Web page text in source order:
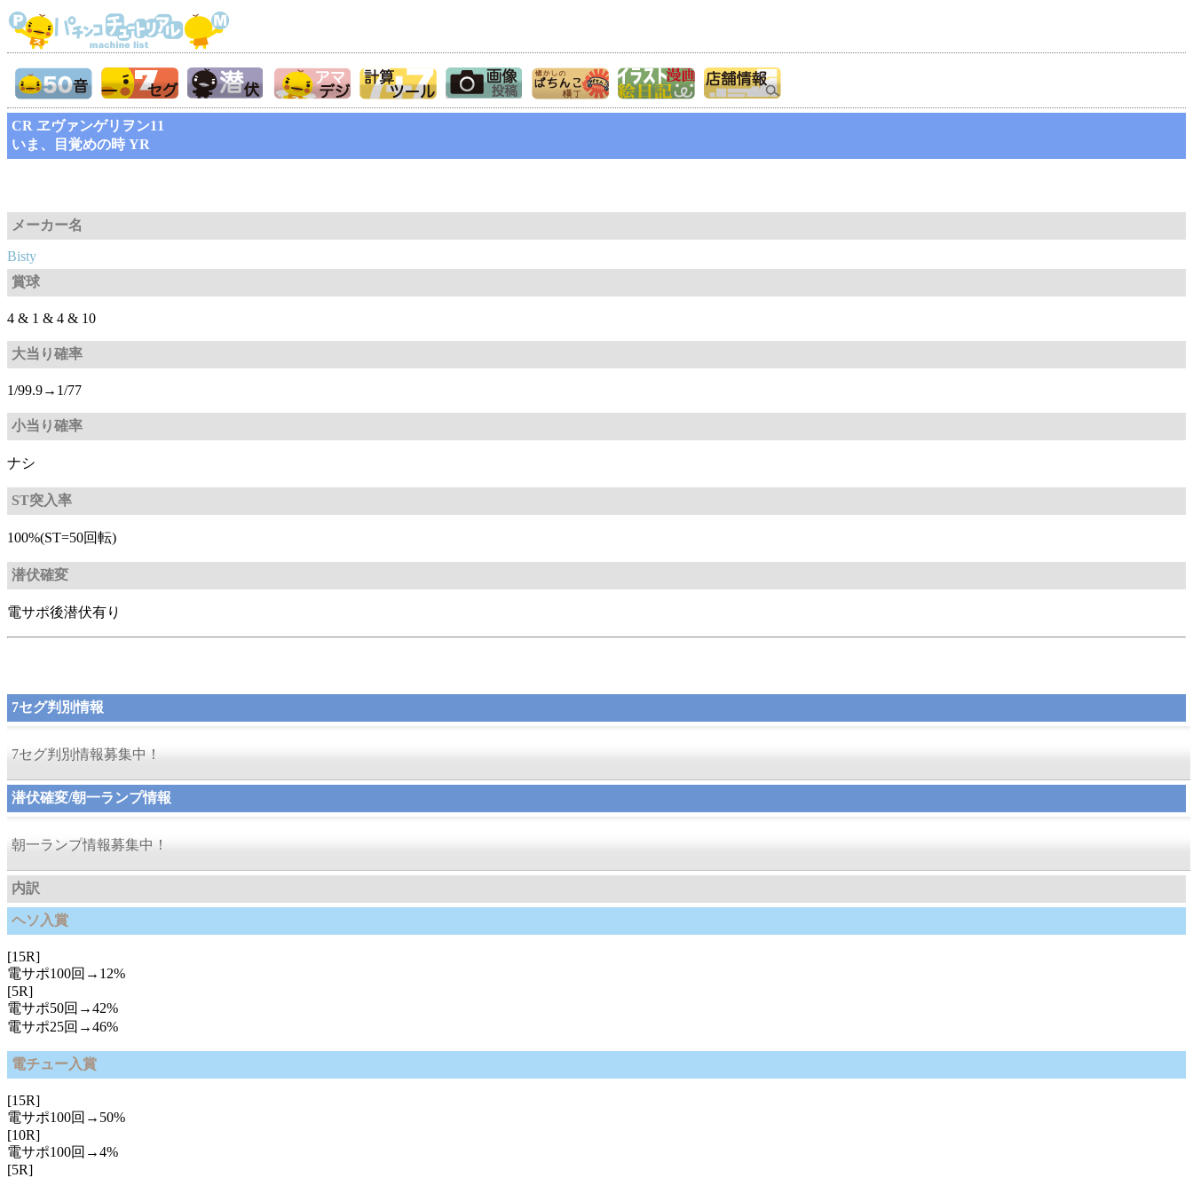
CR ヱヴァンゲリヲン11
いま、目覚めの時 YR
メーカー名
Bisty
賞球
4 & 1 & 4 & 10
大当り確率
1/99.9→1/77
小当り確率
ナシ
ST突入率
100%(ST=50回転)
潜伏確変
電サポ後潜伏有り
7セグ判別情報
7セグ判別情報募集中！
潜伏確変/朝一ランプ情報
朝一ランプ情報募集中！
内訳
ヘソ入賞
[15R]
電サポ100回→12%
[5R]
電サポ50回→42%
電サポ25回→46%
電チュー入賞
[15R]
電サポ100回→50%
[10R]
電サポ100回→4%
[5R]